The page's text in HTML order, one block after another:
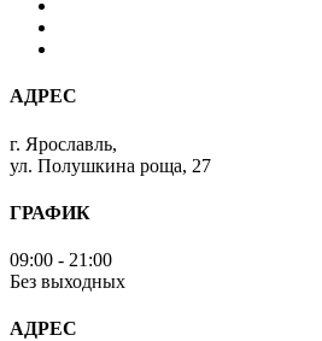
АДРЕС
г. Ярославль,
ул. Полушкина роща, 27
ГРАФИК
09:00 - 21:00
Без выходных
АДРЕС